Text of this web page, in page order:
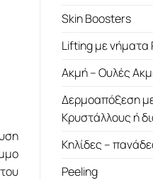
Skin Boosters
Lifting με νήματα
Ακμή – Ουλές
Δερμοαπόξεση
Κρυστάλλους ή
Κηλίδες –
Peeling